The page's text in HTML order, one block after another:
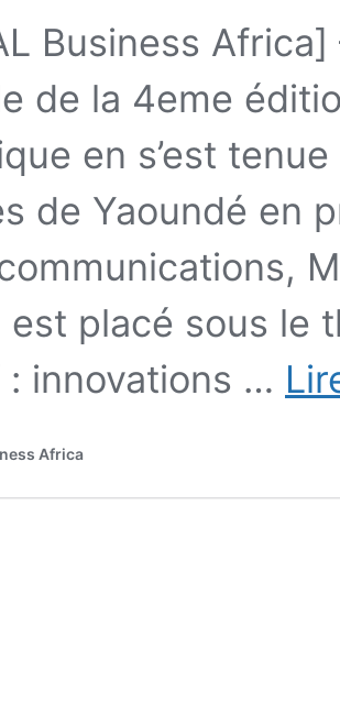
Business
de la 4eme
en s’est
de Yaoundé en
est placé sous le
: innovations …
Africa